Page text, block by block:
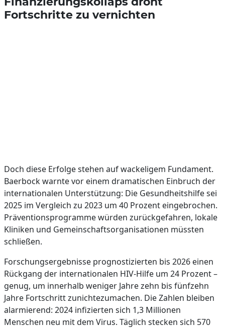
Fortschritte zu vernichten
Doch diese Erfolge stehen auf wackeligem Fundament.
Baerbock warnte vor einem dramatischen Einbruch der
internationalen Unterstützung: Die Gesundheitshilfe sei
2025 im Vergleich zu 2023 um 40 Prozent eingebrochen.
Präventionsprogramme würden zurückgefahren, lokale
Kliniken und Gemeinschaftsorganisationen müssten
schließen.
Forschungsergebnisse prognostizierten bis 2026 einen
Rückgang der internationalen HIV-Hilfe um 24 Prozent –
genug, um innerhalb weniger Jahre zehn bis fünfzehn
Jahre Fortschritt zunichtezumachen. Die Zahlen bleiben
alarmierend: 2024 infizierten sich 1,3 Millionen
Menschen neu mit dem Virus. Täglich stecken sich 570